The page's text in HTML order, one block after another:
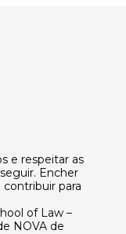
e respeitar as
Encher
para
of Law –
NOVA de